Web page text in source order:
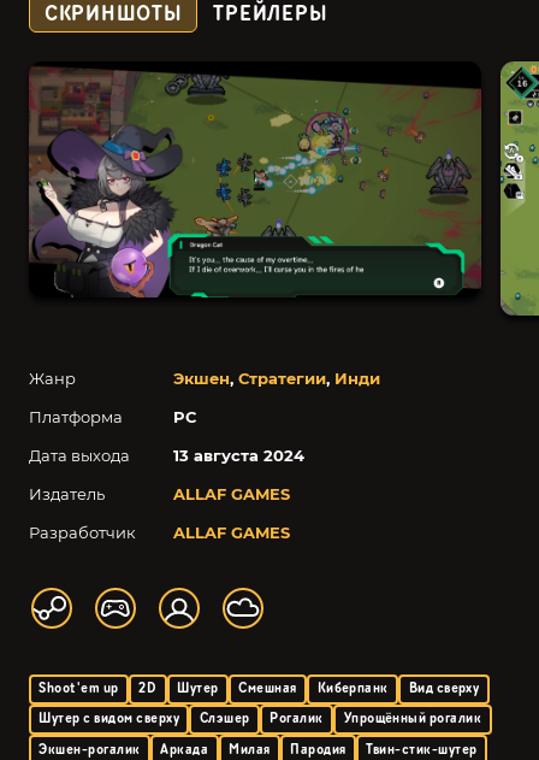
Жанр Экшен, Стратегии, Инди
Платформа
PC
Дата выхода
13 августа 2024
Издатель
ALLAF GAMES
Разработчик
ALLAF GAMES
Shoot'em up 2D Шутер Смешная Киберпанк
Вид сверху
Шутер с видом сверху
Слэшер Рогалик
Упрощённый рогалик
Экшен-рогалик
Аркада Милая Пародия
Твин-стик-шутер
СКРИНШОТЫ ТРЕЙЛЕРЫ